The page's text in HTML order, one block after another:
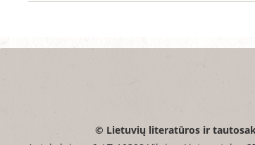
© Lietuvių literatūros ir